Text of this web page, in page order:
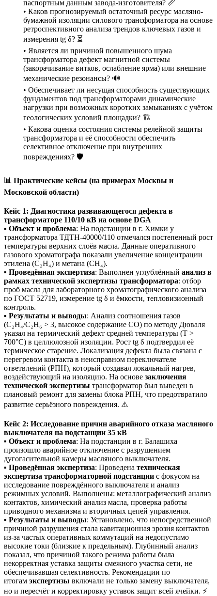
паспортным данным завода-изготовителя? 📏
• Каков прогнозируемый остаточный ресурс масляно-
бумажной изоляции силового трансформатора на основе
ретроспективного анализа трендов ключевых газов и
измерения tg δ? ⏳
• Является ли причиной повышенного шума
трансформатора дефект магнитной системы
(закорачивание витков, ослабление ярма) или внешние
механические резонансы? 🔊
• Обеспечивает ли несущая способность существующих
фундаментов под трансформаторами динамические
нагрузки при возможных коротких замыканиях с учётом
геологических условий площадки? 🏗️
• Какова оценка состояния системы релейной защиты
трансформатора и её способности обеспечить
селективное отключение при внутренних
повреждениях? 🛡️
📊 Практические кейсы (на примерах Москвы и
Московской области)
Кейс 1: Диагностика развивающегося дефекта в
трансформаторе 110/10 кВ на основе DGA
▪️ Объект и проблема: На подстанции в г. Химки у
трансформатора ТДТН-40000/110 отмечался постепенный рост
температуры верхних слоёв масла. Данные оперативного
газового хроматографа показали увеличение концентрации
этилена (C₂H₄) и метана (CH₄).
▪️ Проведённая экспертиза: Выполнен углублённый анализ в
рамках технической экспертизы трансформатора: отбор
проб масла для лабораторного хроматографического анализа
по ГОСТ 52719, измерение tg δ и ёмкости, тепловизионный
контроль.
▪️ Результаты и выводы: Анализ соотношения газов
(C₂H₄/C₂H₆ > 3, высокое содержание CO) по методу Дюваля
указал на термический дефект средней температуры (T >
700°C) в целлюлозной изоляции. Рост tg δ подтвердил её
термическое старение. Локализация дефекта была связана с
перегревом контакта в неисправном переключателе
ответвлений (РПН), который создавал локальный нагрев,
воздействующий на изоляцию. На основе заключения
технической экспертизы трансформатор был выведен в
плановый ремонт для замены блока РПН, что предотвратило
развитие серьёзного повреждения. ⚠️
Кейс 2: Исследование причин аварийного отказа масляного
выключателя на подстанции 35 кВ
▪️ Объект и проблема: На подстанции в г. Балашиха
произошло аварийное отключение с разрушением
дугогасительной камеры масляного выключателя.
▪️ Проведённая экспертиза: Проведена техническая
экспертиза трансформаторной подстанции с фокусом на
исследование повреждённого выключателя и анализ
режимных условий. Выполнены: металлографический анализ
контактов, химический анализ масла, проверка работы
приводного механизма и вторичных цепей управления.
▪️ Результаты и выводы: Установлено, что непосредственной
причиной разрушения стала кавитационная эрозия контактов
из-за частых оперативных коммутаций на недопустимо
высокие токи (близкие к предельным). Глубинный анализ
показал, что причиной такого режима работы была
некорректная уставка защиты смежного участка сети, не
обеспечивавшая селективность. Рекомендации по
итогам экспертизы включали не только замену выключателя,
но и пересчёт и корректировку уставок защит всей ячейки. ⚡